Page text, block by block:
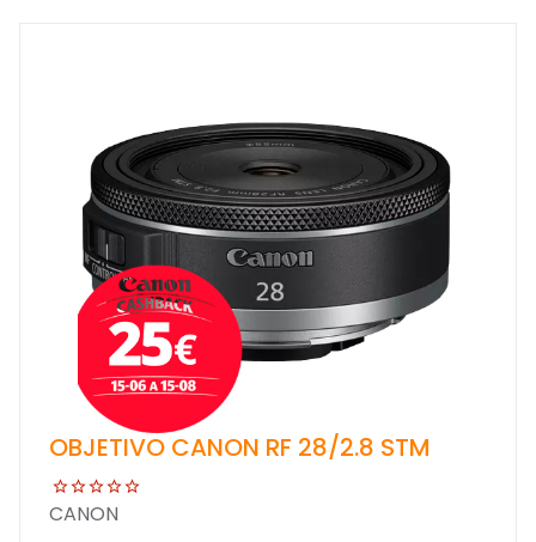
OBJETIVO CANON RF 28/2.8 STM
CANON